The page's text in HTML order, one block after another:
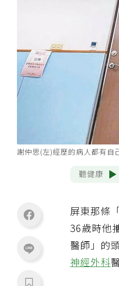
謝仲思(左)經歷的病人都有自
聽健康
屏東那條
36歲時他
醫師」的
神經外科